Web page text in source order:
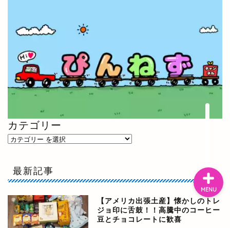
カテゴリー
最新記事
【アメリカ出張土産】懐かしのトレ
ジョ印に舌鼓！！高騰中のコーヒー
豆とチョコレートに歓喜
MENU
ピ集
ぴんねずの旅のしおり・
旅行記一覧
日本の温泉宿